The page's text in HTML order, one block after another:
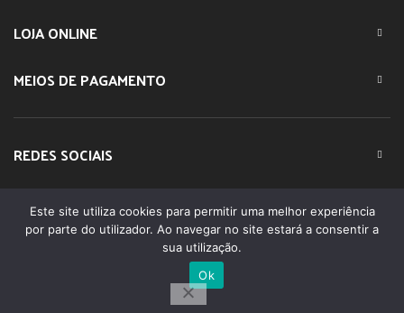
LOJA ONLINE
MEIOS DE PAGAMENTO
REDES SOCIAIS
© 2023 IMPARTE. All Rights Reserved. Desenvolvido por
DOMINIOS.PT
Este site utiliza cookies para permitir uma melhor experiência
por parte do utilizador. Ao navegar no site estará a consentir a
sua utilização.
Ok